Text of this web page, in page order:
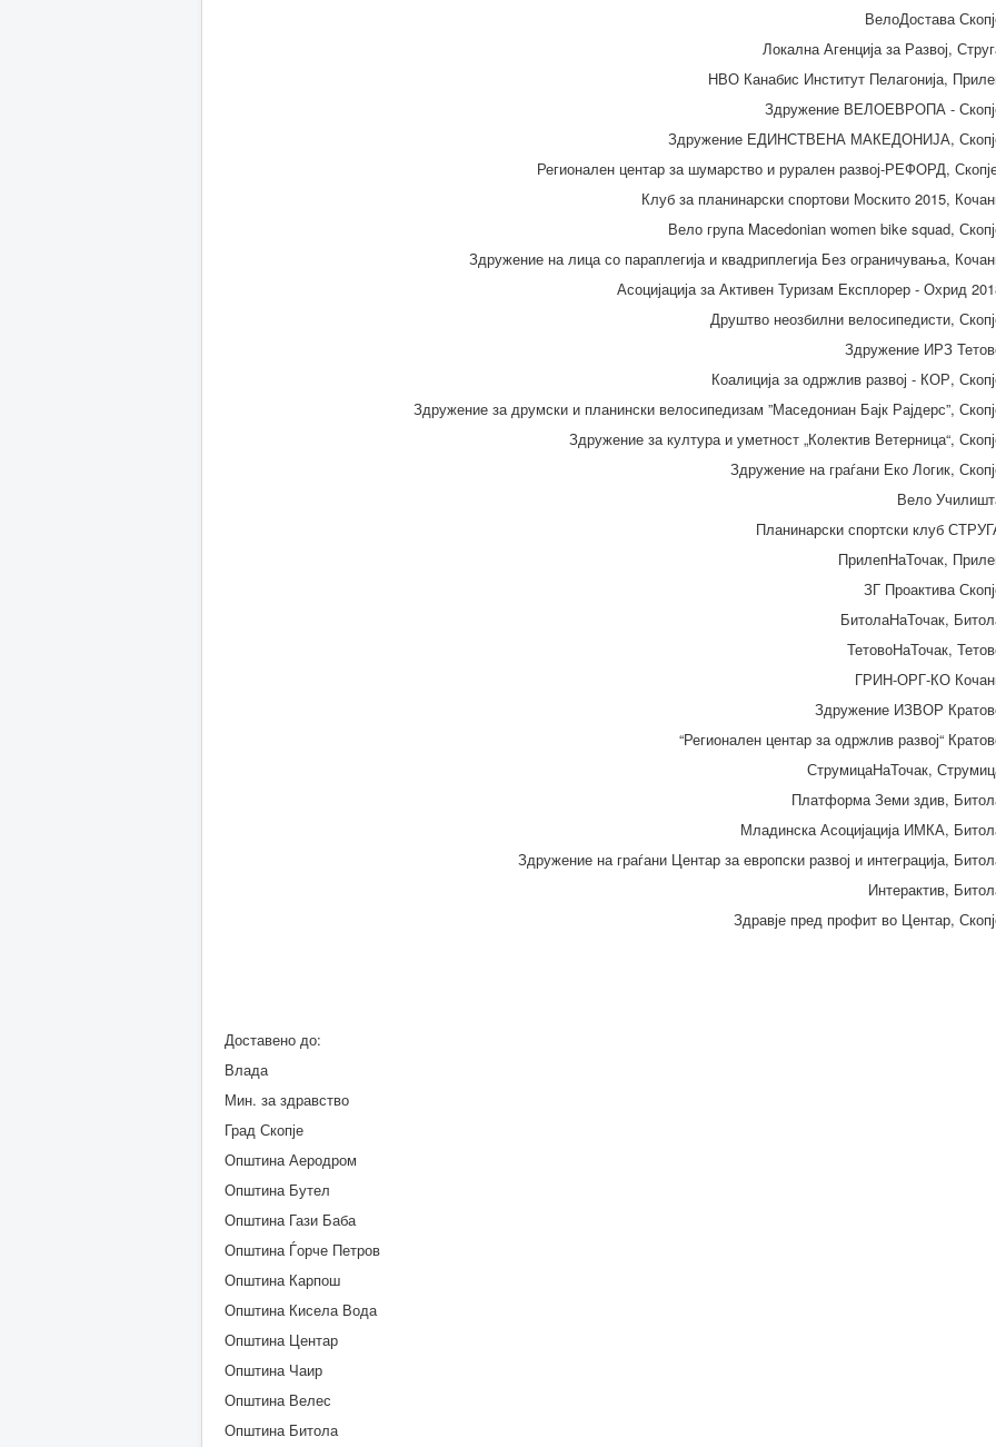
ВелоДостава
Локална Агенција за Развој,
НВО Канабис Институт Пелагонија,
Здружение ВЕЛОЕВРОПА -
Здружение ЕДИНСТВЕНА МАКЕДОНИЈА,
Регионален центар за шумарство и рурален развој-РЕФОРД,
Клуб за планинарски спортови Москито 2015,
Вело група Macedonian women bike squad,
Здружение на лица со параплегија и квадриплегија Без ограничувања,
Асоцијација за Активен Туризам Експлорер - Охрид
Друштво неозбилни велосипедисти,
Здружение ИРЗ
Коалиција за одржлив развој - КОР,
Здружение за друмски и планински велосипедизам ”Маседониан Бајк Рајдерс”,
Здружение за култура и уметност „Колектив Ветерница“,
Здружение на граѓани Еко Логик,
Вело
Планинарски спортски клуб
ПрилепНаТочак,
ЗГ Проактива
БитолаНаТочак,
ТетовоНаТочак,
ГРИН-ОРГ-КО
Здружение ИЗВОР
“Регионален центар за одржлив развој“
СтрумицаНаТочак,
Платформа Земи здив,
Младинска Асоцијација ИМКА,
Здружение на граѓани Центар за европски развој и интеграција,
Интерактив,
Здравје пред профит во Центар,
Доставено до:
Влада
Мин. за здравство
Град Скопје
Општина Аеродром
Општина Бутел
Општина Гази Баба
Општина Ѓорче Петров
Општина Карпош
Општина Кисела Вода
Општина Центар
Општина Чаир
Општина Велес
Општина Битола